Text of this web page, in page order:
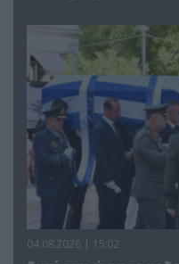
04.08.2026 | 15:02